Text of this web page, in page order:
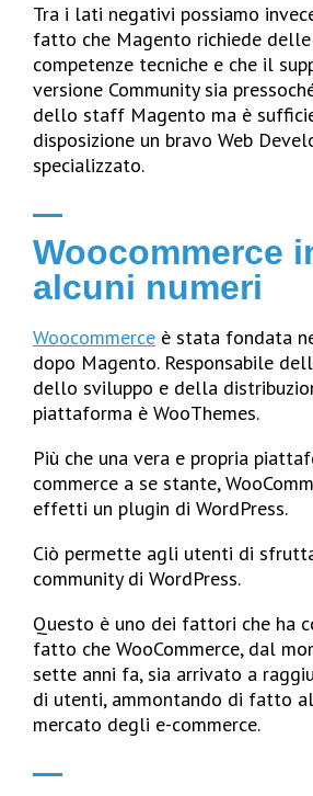
Tra i lati negativi possiamo
fatto che Magento richiede
competenze tecniche e che il
versione Community sia
dello staff Magento ma è
disposizione un bravo Web
specializzato.
Woocommerce
alcuni numeri
Woocommerce è stata fondata
dopo Magento. Responsabile
dello sviluppo e della
piattaforma è WooThemes.
Più che una vera e propria
commerce a se stante,
effetti un plugin di WordPress.
Ciò permette agli utenti di
community di WordPress.
Questo è uno dei fattori che ha
fatto che WooCommerce, dal
sette anni fa, sia arrivato a
di utenti, ammontando di fatto
mercato degli e-commerce.